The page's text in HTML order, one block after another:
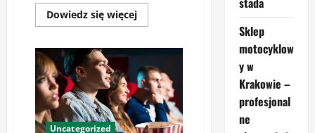
Dowiedz się więcejDowiedz
się
Znaczenie
nowoczesnych
centrów
medycznych
dla
zdrowia
pacjentów
Uncategorized
Sklep
motocyklow
y w
Krakowie –
profesjonal
ne